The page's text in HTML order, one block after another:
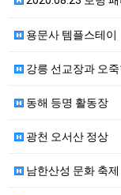
용문사 템플스테이
강릉 선교장과 오죽
동해 등명 활동장
광천 오서산 정상
남한산성 문화 축제